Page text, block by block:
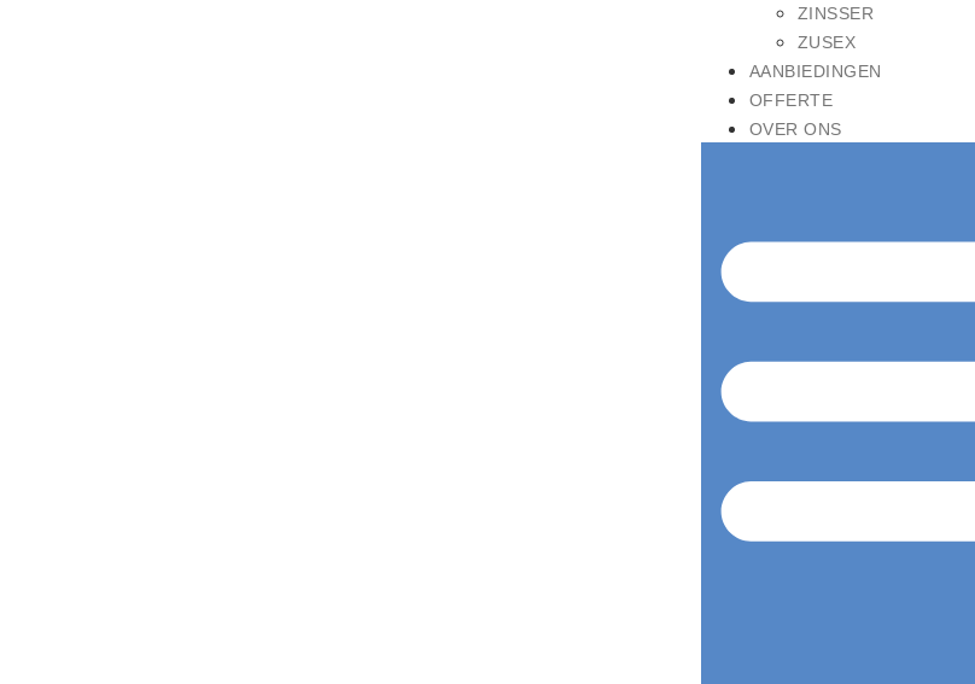
ZINSSER
ZUSEX
AANBIEDINGEN
OFFERTE
OVER ONS